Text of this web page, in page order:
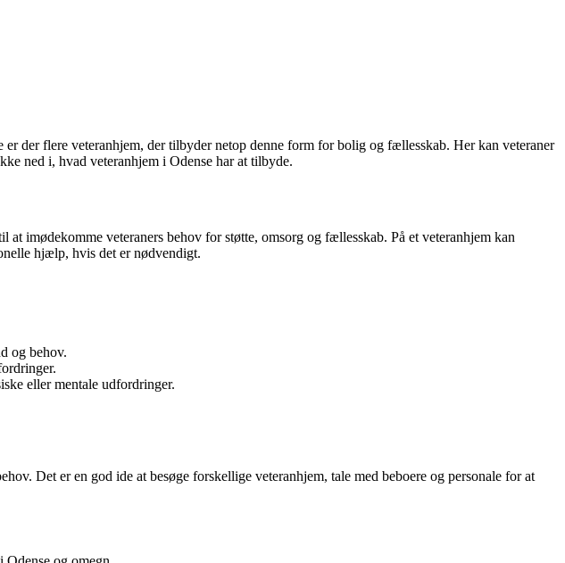
der flere veteranhjem, der tilbyder netop denne form for bolig og fællesskab. Her kan veteraner
ned i, hvad veteranhjem i Odense har at tilbyde.
imødekomme veteraners behov for støtte, omsorg og fællesskab. På et veteranhjem kan
hjælp, hvis det er nødvendigt.
og behov.
eller mentale udfordringer.
Det er en god ide at besøge forskellige veteranhjem, tale med beboere og personale for at